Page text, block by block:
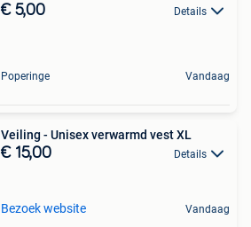
€ 5,00 Details
Poperinge Vandaag
Veiling - Unisex verwarmd vest XL
€ 15,00 Details
Bezoek website Vandaag